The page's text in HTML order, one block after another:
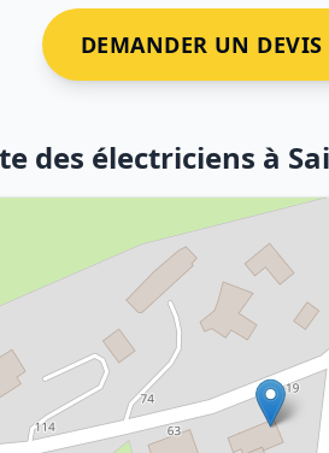
DEMANDER UN DEVIS
des électriciens à